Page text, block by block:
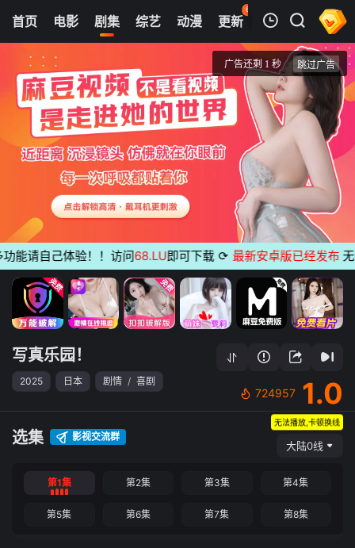
首页 电影 剧集 综艺 动漫 更新
60
热榜 APP
第1集
写真乐园！
清空
自己体验！！访问 68.LU即可下载 ⟳ 最新安卓版已经发布无广告
写真乐园！
2025 日本 剧情 / 喜剧
724957 1.0
选集 影视交流群
无法播放,卡顿换线
大陆0线
第1集 第2集 第3集 第4集
第5集 第6集 第7集 第8集